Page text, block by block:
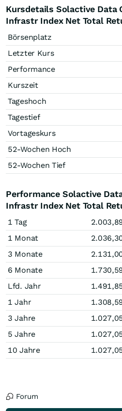
Kursdetails Solactive Data
Infrastr Index Net Total
Börsenplatz
Letzter Kurs
Performance
Kurszeit
Tageshoch
Tagestief
Vortageskurs
52-Wochen Hoch
52-Wochen Tief
Performance Solactive
Infrastr Index Net Total
1 Tag
1 Monat
3 Monate
6 Monate
Lfd. Jahr
1 Jahr
3 Jahre
5 Jahre
10 Jahre
Forum